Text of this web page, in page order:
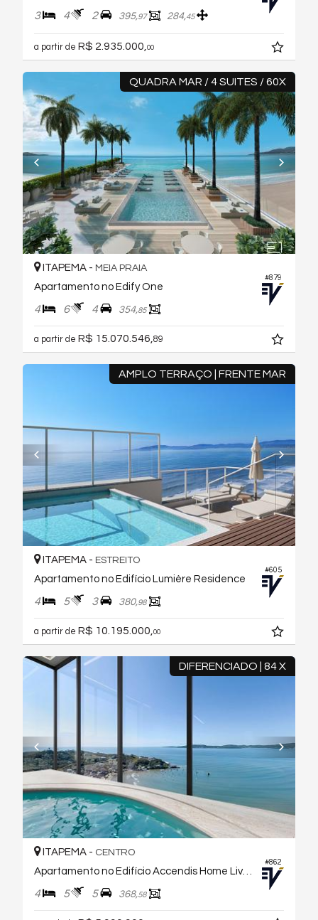
3 4 2 395,97 284,45
a partir de R$ 2.935.000, 00
QUADRA MAR / 4 SUITES / 60X
#879
ITAPEMA - MEIA PRAIA
Apartamento no Edify One
4 6 4 354,85
a partir de R$ 15.070.546, 89
AMPLO TERRAÇO | FRENTE MAR
#605
ITAPEMA - ESTREITO
Apartamento no Edifício Lumière Residence
4 5 3 380,98
a partir de R$ 10.195.000, 00
DIFERENCIADO | 84 X
#862
ITAPEMA - CENTRO
Apartamento no Edifício Accendis Home Living
4 5 5 368,58